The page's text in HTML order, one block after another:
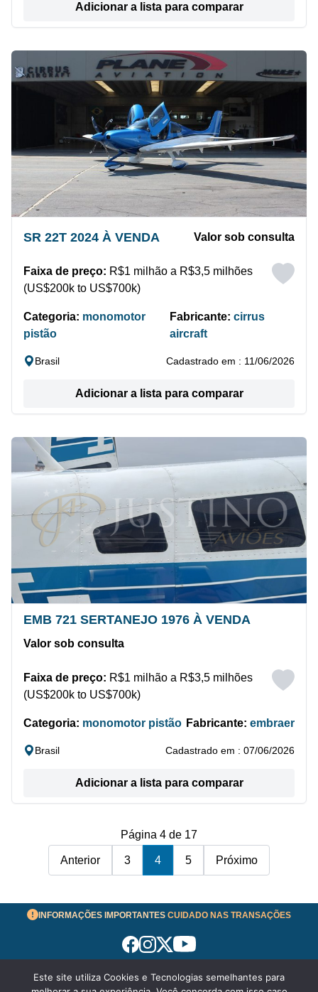
Adicionar a lista para comparar
SR 22T 2024 À VENDA Valor sob consulta
Faixa de preço: R$1 milhão a R$3,5 milhões
(US$200k to US$700k)
Categoria: monomotor
pistão
Fabricante: cirrus
aircraft
Brasil Cadastrado em : 11/06/2026
Adicionar a lista para comparar
EMB 721 SERTANEJO 1976 À VENDA
Valor sob consulta
Faixa de preço: R$1 milhão a R$3,5 milhões
(US$200k to US$700k)
Categoria: monomotor pistão Fabricante: embraer
Brasil Cadastrado em : 07/06/2026
Adicionar a lista para comparar
Página 4 de 17
Anterior 3 4 5 Próximo
INFORMAÇÕES IMPORTANTES CUIDADO NAS TRANSAÇÕES
Termos de Uso
Este site utiliza Cookies e Tecnologias semelhantes para